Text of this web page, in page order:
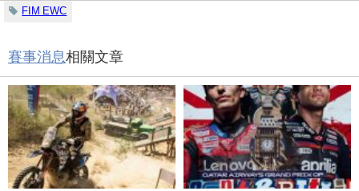
FIM EWC
賽事消息相關文章